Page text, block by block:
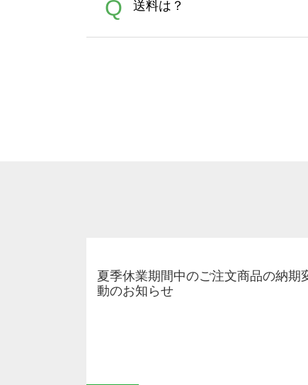
文に関わらず、前処理剤が
A
Adobeデータ(AI,PSD)で保
Q 送料は？
夏季休業期間中のご注文商品の納期
動のお知らせ